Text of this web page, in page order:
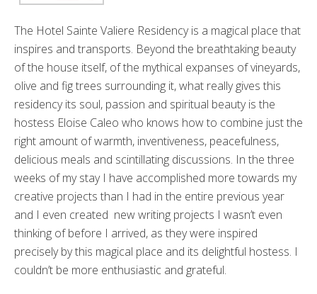
The Hotel Sainte Valiere Residency is a magical place that
inspires and transports. Beyond the breathtaking beauty
of the house itself, of the mythical expanses of vineyards,
olive and fig trees surrounding it, what really gives this
residency its soul, passion and spiritual beauty is the
hostess Eloise Caleo who knows how to combine just the
right amount of warmth, inventiveness, peacefulness,
delicious meals and scintillating discussions. In the three
weeks of my stay I have accomplished more towards my
creative projects than I had in the entire previous year
and I even created new writing projects I wasn’t even
thinking of before I arrived, as they were inspired
precisely by this magical place and its delightful hostess. I
couldn’t be more enthusiastic and grateful.